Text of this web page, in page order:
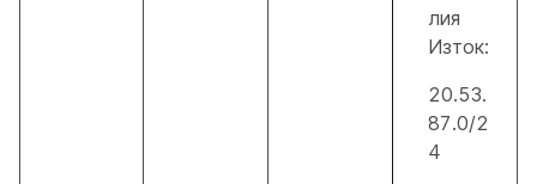
лия
Изток:
20.53.
87.0/2
4